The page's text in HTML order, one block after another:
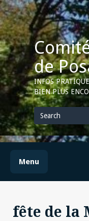
Skip
to
content
de
INFOS
BIEN PLUS
Search
for
Menu
fête de la